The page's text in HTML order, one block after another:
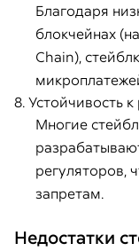
Благодаря
блокчейнах
Chain),
8. Устойчивость
Многие
регуляторов,
запретам.
Недостатки